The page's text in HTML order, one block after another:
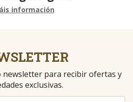
información
newsletter para recibir ofertas y
exclusivas.